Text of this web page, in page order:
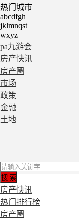
热门城市
abcdfgh
jklmnqst
wxyz
pa九游会
房产快讯
房产圈
市场
政策
金融
土地
房产快讯
热门排行榜
房产圈